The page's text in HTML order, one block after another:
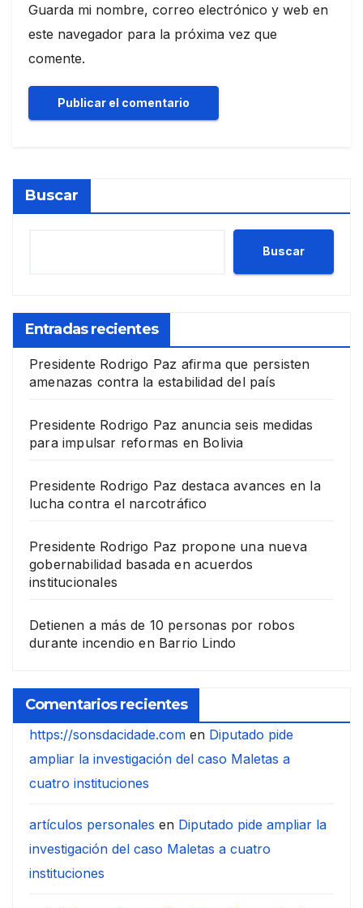
Guarda mi nombre, correo electrónico y web en
este navegador para la próxima vez que
comente.
Buscar
Buscar
Entradas recientes
Presidente Rodrigo Paz afirma que persisten
amenazas contra la estabilidad del país
Presidente Rodrigo Paz anuncia seis medidas
para impulsar reformas en Bolivia
Presidente Rodrigo Paz destaca avances en la
lucha contra el narcotráfico
Presidente Rodrigo Paz propone una nueva
gobernabilidad basada en acuerdos
institucionales
Detienen a más de 10 personas por robos
durante incendio en Barrio Lindo
Comentarios recientes
https://sonsdacidade.com en Diputado pide
ampliar la investigación del caso Maletas a
cuatro instituciones
artículos personales en Diputado pide ampliar la
investigación del caso Maletas a cuatro
instituciones